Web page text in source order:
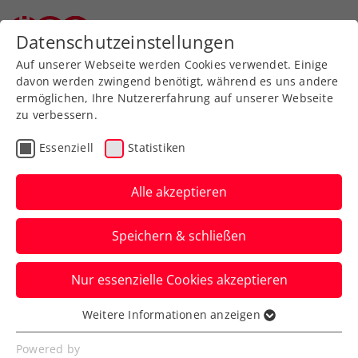
Aktuelle News
News filtern
Datenschutzeinstellungen
Auf unserer Webseite werden Cookies verwendet. Einige
davon werden zwingend benötigt, während es uns andere
ermöglichen, Ihre Nutzererfahrung auf unserer Webseite
zu verbessern.
Essenziell Statistiken
Alle akzeptieren
Speichern & schließen
Nur essenzielle Cookies akzeptieren
Essenziell
Essenzielle Cookies werden für grundlegende
Weitere Informationen anzeigen
Powered by